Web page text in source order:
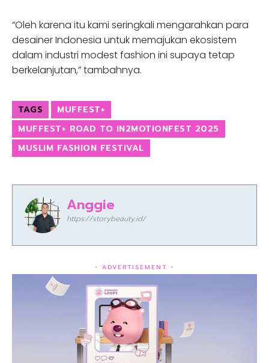
“Oleh karena itu kami seringkali mengarahkan para
desainer Indonesia untuk memajukan ekosistem
dalam industri modest fashion ini supaya tetap
berkelanjutan,” tambahnya.
TAGS
MUFFEST+
MUFFEST+ ROAD TO IN2MOTIONFEST 2025
MUSLIM FASHION FESTIVAL
Anggie
https://storybeauty.id/
- ADVERTISEMENT -